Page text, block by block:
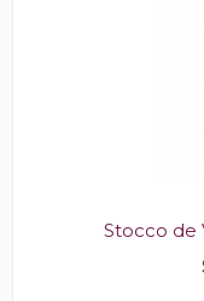
Stocco de